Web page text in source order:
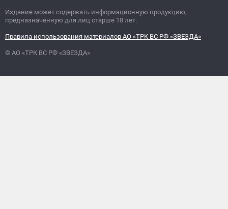
Издание может содержать информационную продукцию,
предназначенную для лиц старше 18 лет.
Правила использования материалов АО «ТРК ВС РФ «ЗВЕЗДА»
© АО «ТРК ВС РФ «ЗВЕЗДА»